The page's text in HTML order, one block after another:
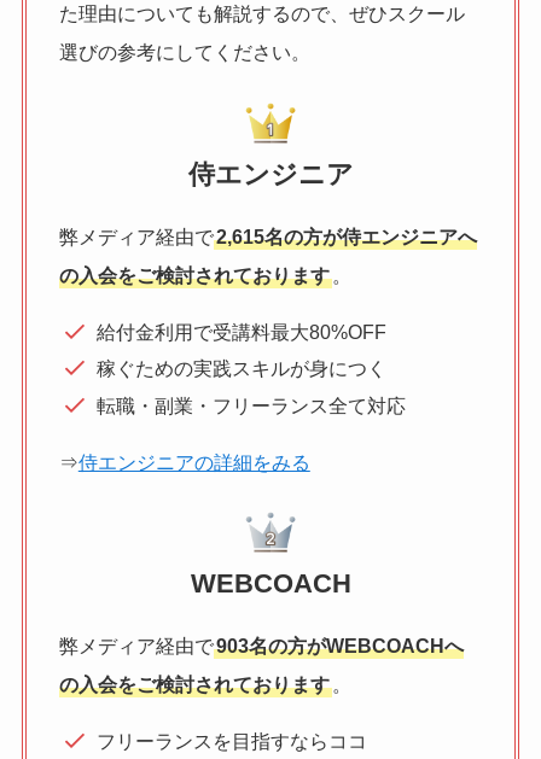
た理由についても解説するので、ぜひスクール
選びの参考にしてください。
侍エンジニア
弊メディア経由で2,615名の方が侍エンジニアへ
の入会をご検討されております。
給付金利用で受講料最大80%OFF
稼ぐための実践スキルが身につく
転職・副業・フリーランス全て対応
⇒侍エンジニアの詳細をみる
WEBCOACH
弊メディア経由で903名の方がWEBCOACHへ
の入会をご検討されております。
フリーランスを目指すならココ